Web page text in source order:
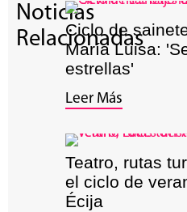
Noticias
Relacionadas
Ciclo de
María Luisa:
estrellas'
Leer Más
Teatro, rutas
el ciclo de
Écija